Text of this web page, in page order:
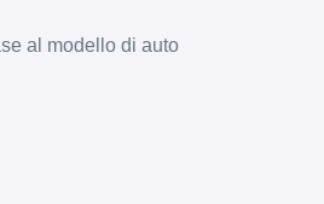
al modello di auto